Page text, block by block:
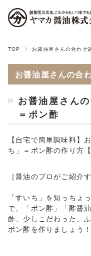
TOP お醤油屋さんの合わせ
お醤油屋さんの合
お醤油屋さん
＝ポン酢
【自宅で簡単調味料】
ち」＝ポン酢の作り方
［醤油のプロがご紹介
「すいち」を知っちょ
で、「ポン酢」「酢醤
酢、少しこだわった、
ポン酢を作りましょう！